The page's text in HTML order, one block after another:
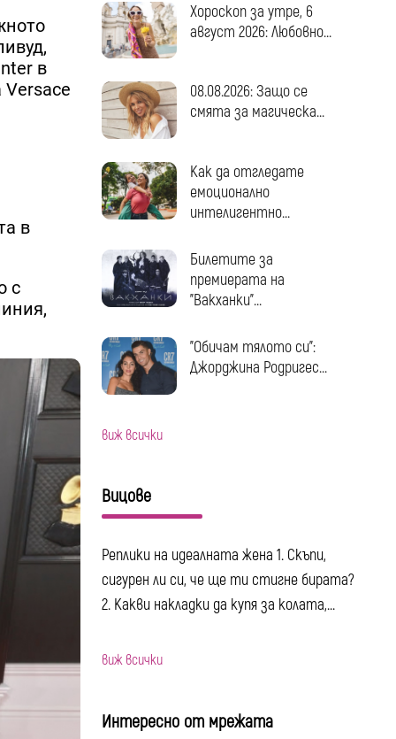
в
в
с
Хороскоп за утре, 6
август 2026: Любовно...
08.08.2026: Защо се
смята за магическа...
Как да отгледате
емоционално
интелигентно...
Билетите за
премиерата на
"Вакханки"...
"Обичам тялото си":
Джорджина Родригес...
виж всички
Вицове
Реплики на идеалната жена 1. Скъпи,
сигурен ли си, че ще ти стигне бирата?
2. Какви накладки да купя за колата,...
виж всички
Интересно от мрежата